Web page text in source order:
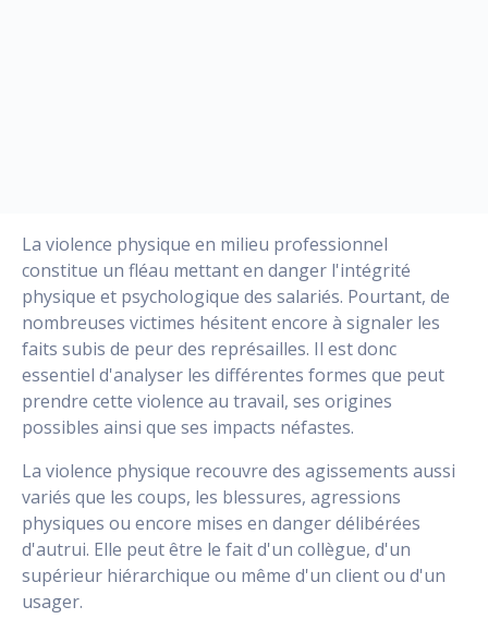
La violence physique en milieu professionnel
constitue un fléau mettant en danger l'intégrité
physique et psychologique des salariés. Pourtant, de
nombreuses victimes hésitent encore à signaler les
faits subis de peur des représailles. Il est donc
essentiel d'analyser les différentes formes que peut
prendre cette violence au travail, ses origines
possibles ainsi que ses impacts néfastes.
La violence physique recouvre des agissements aussi
variés que les coups, les blessures, agressions
physiques ou encore mises en danger délibérées
d'autrui. Elle peut être le fait d'un collègue, d'un
supérieur hiérarchique ou même d'un client ou d'un
usager.